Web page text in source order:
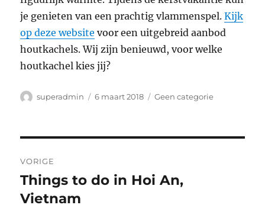
je genieten van een prachtig vlammenspel.Kijk
op deze website voor een uitgebreid aanbod
houtkachels. Wij zijn benieuwd, voor welke
houtkachel kies jij?
Auteur
superadmin
Geplaatst
6 maart 2018 Categorieën
Geen categorie
navigatie
VORIGE
Vorig
bericht:
Things to do in Hoi An,
Vietnam